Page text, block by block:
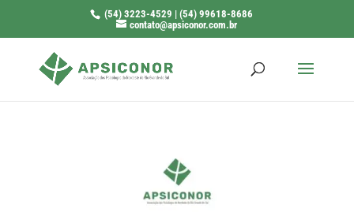
(54) 3223-4529 | (54) 99618-8686
contato@apsiconor.com.br